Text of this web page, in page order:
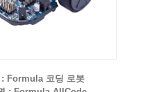
: Formula 코딩 로봇